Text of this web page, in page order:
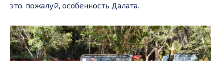
это, пожалуй, особенность Далата.